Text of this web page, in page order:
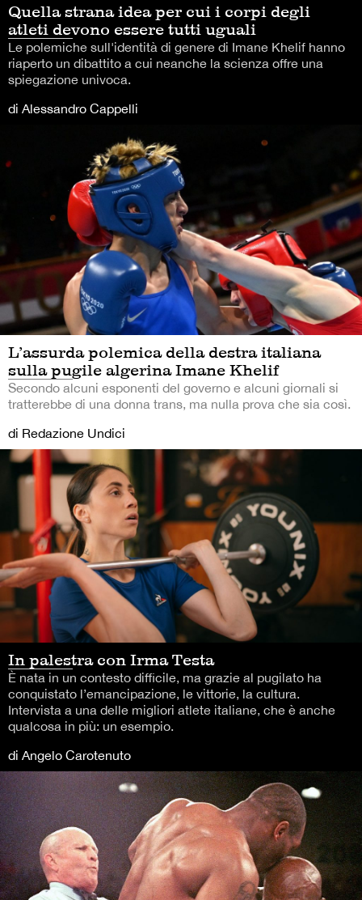
Quella strana idea per cui i corpi degli
atleti devono essere tutti uguali
Le polemiche sull'identità di genere di Imane Khelif hanno
riaperto un dibattito a cui neanche la scienza offre una
spiegazione univoca.
di Alessandro Cappelli
L’assurda polemica della destra italiana
sulla pugile algerina Imane Khelif
Secondo alcuni esponenti del governo e alcuni giornali si
tratterebbe di una donna trans, ma nulla prova che sia così.
di Redazione Undici
In palestra con Irma Testa
È nata in un contesto difficile, ma grazie al pugilato ha
conquistato l’emancipazione, le vittorie, la cultura.
Intervista a una delle migliori atlete italiane, che è anche
qualcosa in più: un esempio.
di Angelo Carotenuto